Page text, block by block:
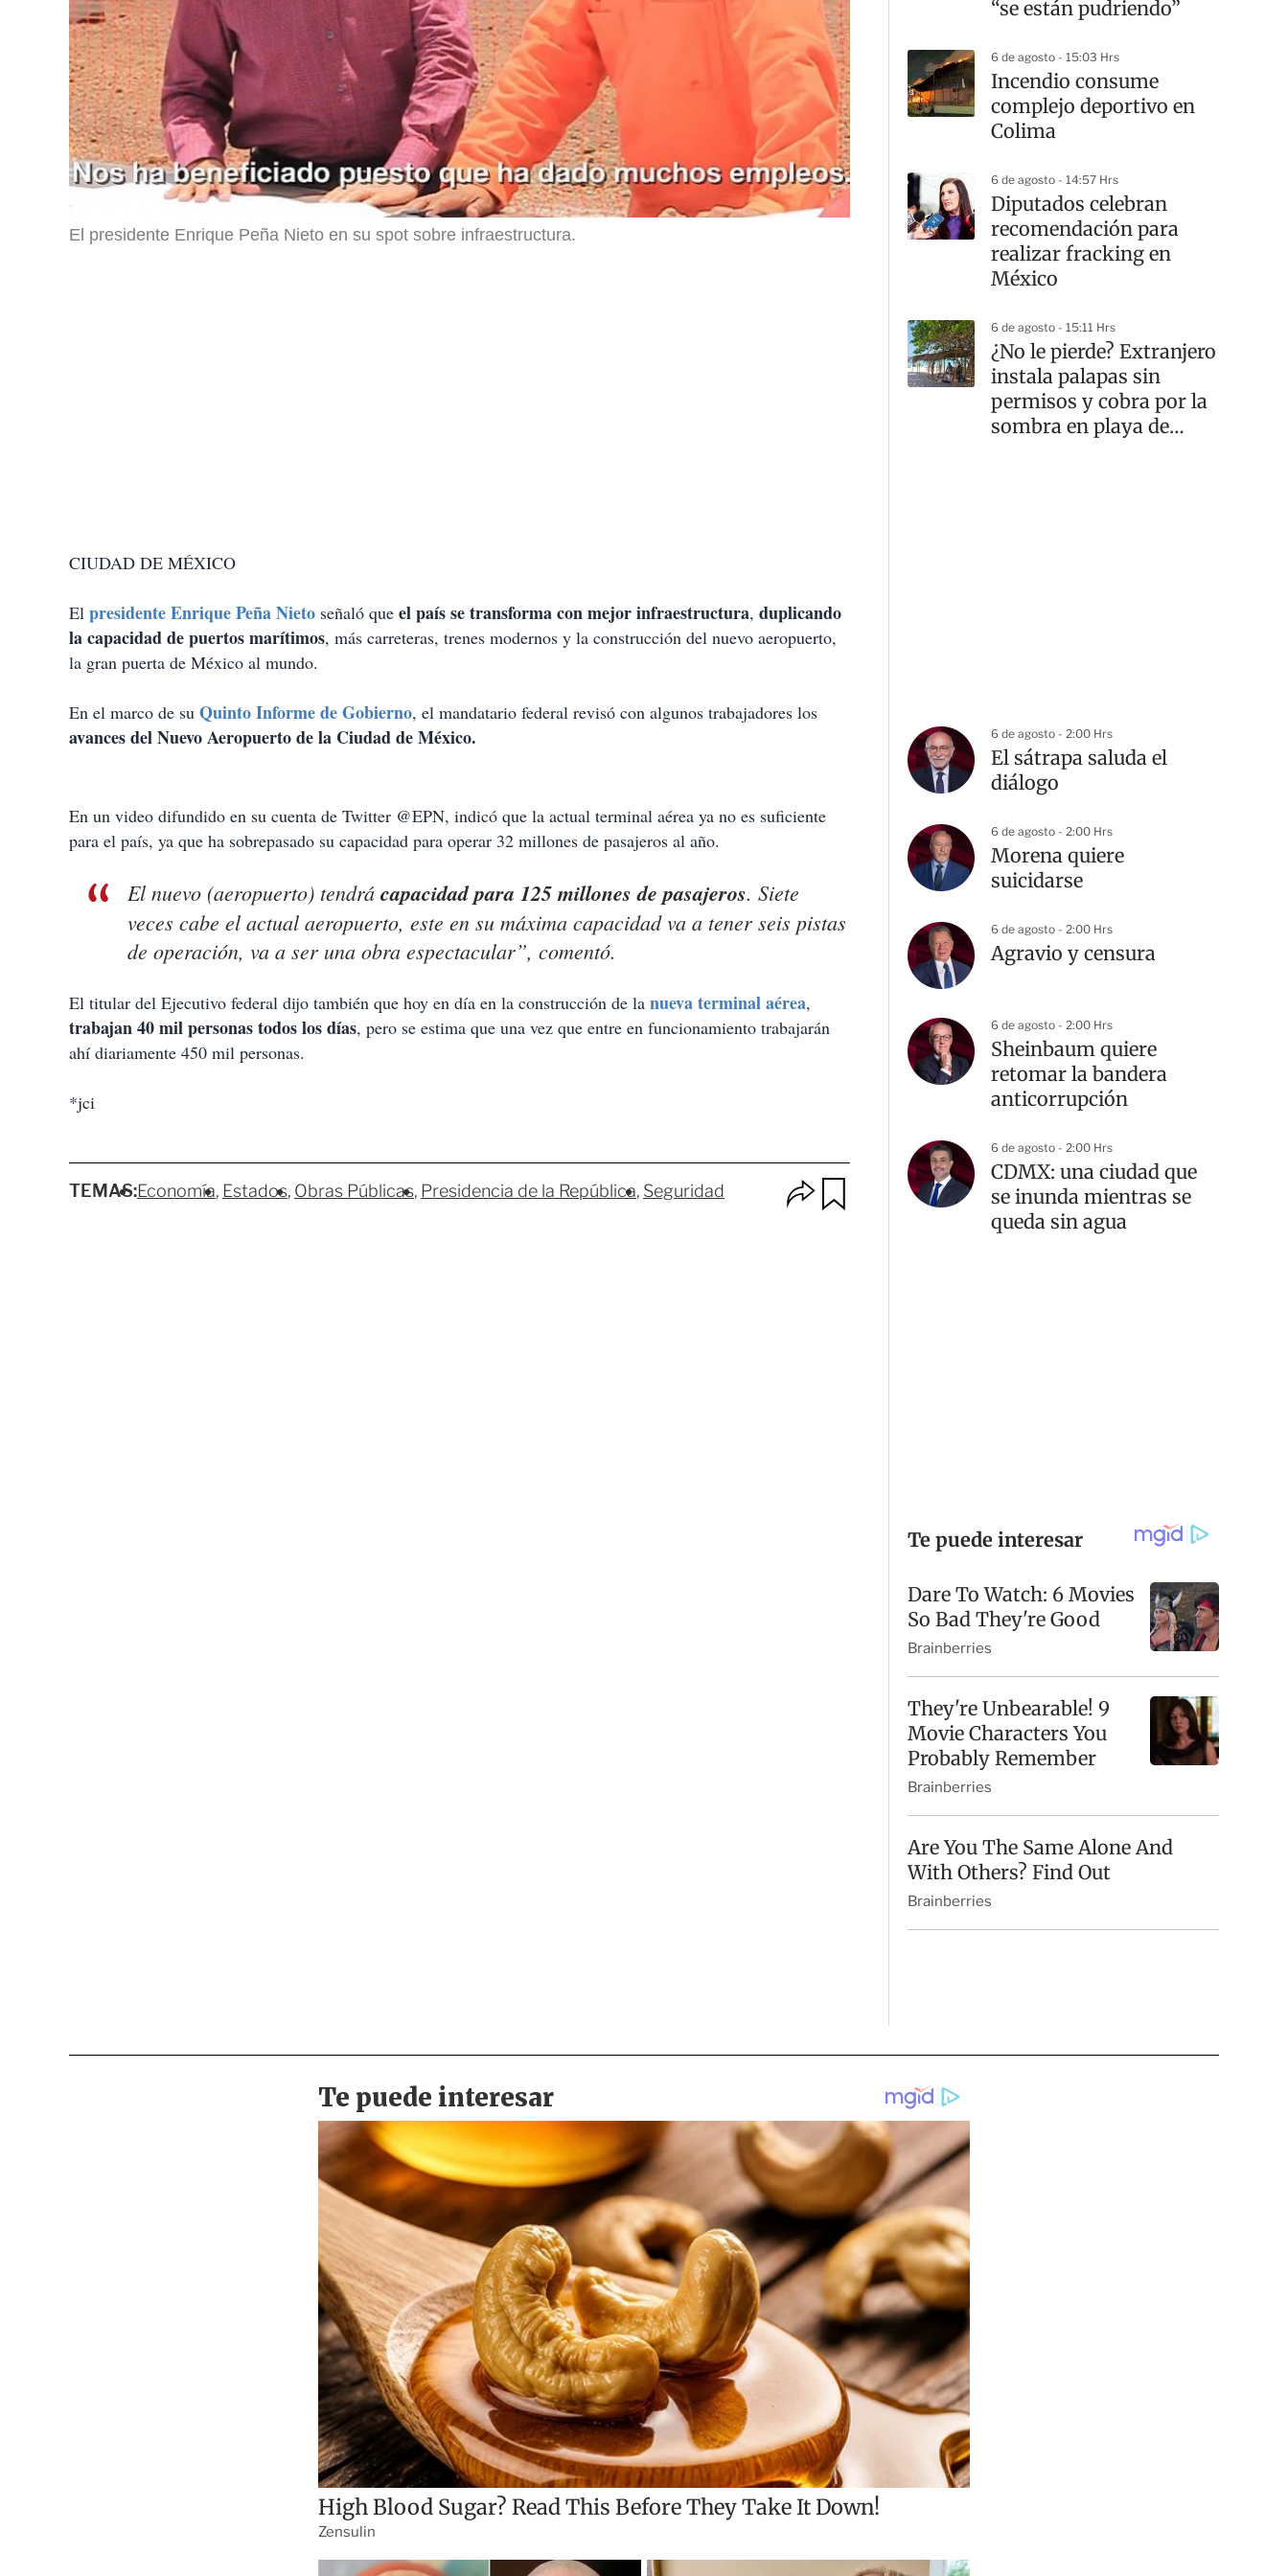
El presidente Enrique Peña Nieto en su spot sobre infraestructura.
CIUDAD DE MÉXICO
El presidente Enrique Peña Nieto señaló que el país se transforma con mejor infraestructura, duplicando
la capacidad de puertos marítimos, más carreteras, trenes modernos y la construcción del nuevo aeropuerto,
la gran puerta de México al mundo.
En el marco de su Quinto Informe de Gobierno, el mandatario federal revisó con algunos trabajadores los
avances del Nuevo Aeropuerto de la Ciudad de México.
En un video difundido en su cuenta de Twitter @EPN, indicó que la actual terminal aérea ya no es suficiente
para el país, ya que ha sobrepasado su capacidad para operar 32 millones de pasajeros al año.
El nuevo (aeropuerto) tendrá capacidad para 125 millones de pasajeros. Siete
veces cabe el actual aeropuerto, este en su máxima capacidad va a tener seis pistas
de operación, va a ser una obra espectacular”, comentó.
El titular del Ejecutivo federal dijo también que hoy en día en la construcción de la nueva terminal aérea,
trabajan 40 mil personas todos los días, pero se estima que una vez que entre en funcionamiento trabajarán
ahí diariamente 450 mil personas.
*jci
TEMAS:Economía Estados Obras Públicas Presidencia de la República Seguridad
p
“se están pudriendo”
6 de agosto - 15:03 Hrs
Incendio consume
complejo deportivo en
Colima
6 de agosto - 14:57 Hrs
Diputados celebran
recomendación para
realizar fracking en
México
6 de agosto - 15:11 Hrs
¿No le pierde? Extranjero
instala palapas sin
permisos y cobra por la
sombra en playa de
6 de agosto - 2:00 Hrs
El sátrapa saluda el
diálogo
6 de agosto - 2:00 Hrs
Morena quiere
suicidarse
6 de agosto - 2:00 Hrs
Agravio y censura
6 de agosto - 2:00 Hrs
Sheinbaum quiere
retomar la bandera
anticorrupción
6 de agosto - 2:00 Hrs
CDMX: una ciudad que
se inunda mientras se
queda sin agua